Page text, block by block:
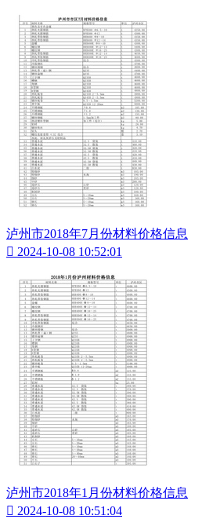
泸州市2018年7月份材料价格信息
 2024-10-08 10:52:01
泸州市2018年1月份材料价格信息
 2024-10-08 10:51:04